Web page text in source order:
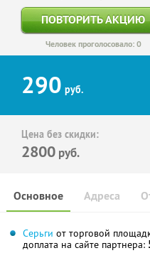
ПОВТОРИТЬ АКЦИЮ
Человек проголосовало: 0
290 руб.
Цена без скидки:
2800 руб.
Основное Адреса
Серьги от торговой
доплата на сайте партнера: